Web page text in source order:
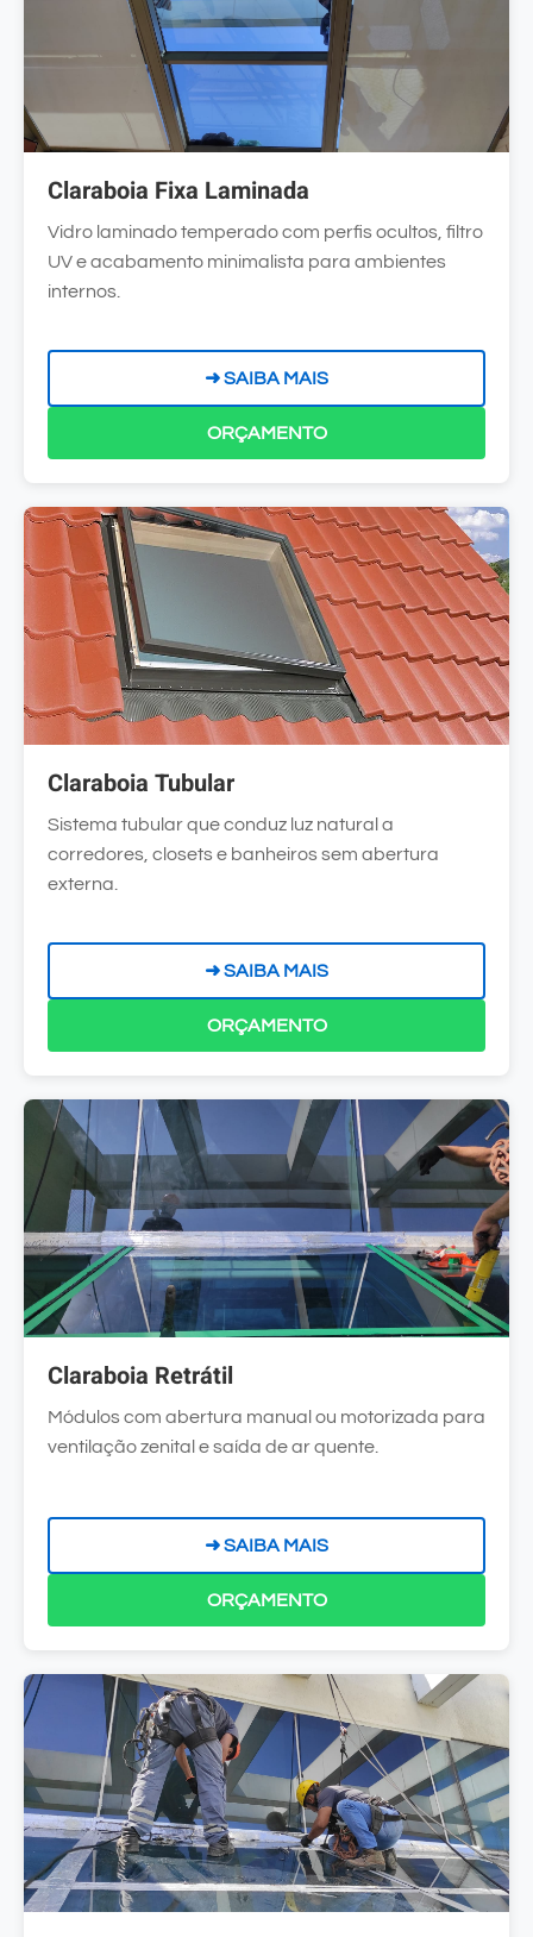
Claraboia Fixa Laminada
Vidro laminado temperado com perfis ocultos, filtro
UV e acabamento minimalista para ambientes
internos.
➜ SAIBA MAIS
ORÇAMENTO
Claraboia Tubular
Sistema tubular que conduz luz natural a
corredores, closets e banheiros sem abertura
externa.
➜ SAIBA MAIS
ORÇAMENTO
Claraboia Retrátil
Módulos com abertura manual ou motorizada para
ventilação zenital e saída de ar quente.
➜ SAIBA MAIS
ORÇAMENTO